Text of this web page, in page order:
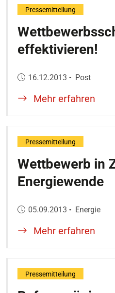
effektivieren!
Veröffentlicht am:
16.12.2013 • Post
Pressemitteilung
Mehr erfahren
Wettbewerb in
Energiewende
Veröffentlicht am:
05.09.2013 • Energie
Pressemitteilung
Mehr erfahren
Pressemitteilung